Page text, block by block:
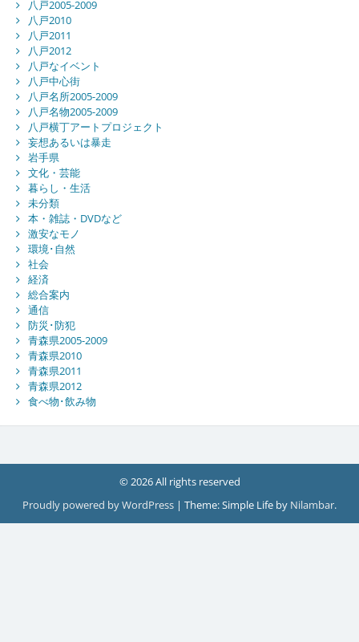
八戸2005-2009
八戸2010
八戸2011
八戸2012
八戸なイベント
八戸中心街
八戸名所2005-2009
八戸名物2005-2009
八戸横丁アートプロジェクト
妄想あるいは暴走
岩手県
文化・芸能
暮らし・生活
未分類
本・雑誌・DVDなど
激安なモノ
環境･自然
社会
経済
総合案内
通信
防災･防犯
青森県2005-2009
青森県2010
青森県2011
青森県2012
食べ物･飲み物
© 2026 All rights reserved
Proudly powered by WordPress | Theme: Simple Life by Nilambar.